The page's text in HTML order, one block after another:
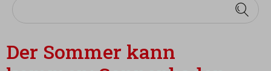
Der Sommer kann